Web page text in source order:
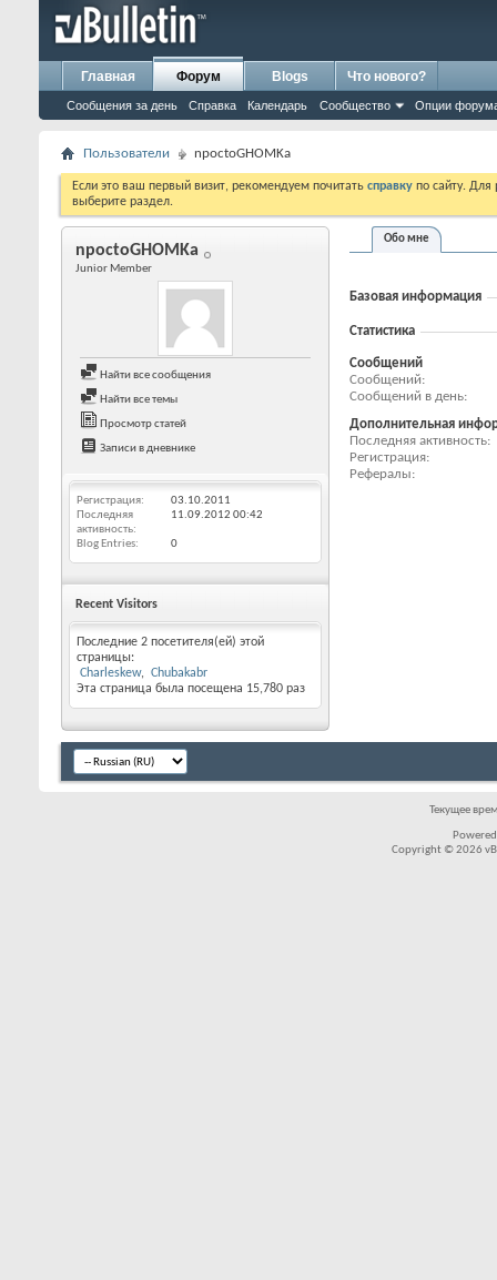
Главная Форум
Сообщения за день Справка Календарь Сообщество Опции
Blogs Что нового?
Пользователи npoctoGHOMKa
Если это ваш первый визит, рекомендуем почитать справку по сайту.
выберите раздел.
npoctoGHOMKa
Junior Member
Найти все сообщения
Найти все темы
Просмотр статей
Записи в дневнике
Регистрация
03.10.2011
Последняя
активность
11.09.2012 00:42
Blog Entries 0
Recent Visitors
Последние 2 посетителя(ей) этой
страницы:
Charleskew
Chubakabr
Эта страница была посещена 15,780 раз
Обо мне
Базовая информация
Статистика
Сообщений
Сообщений
Сообщений в день
Дополнительная
Последняя активность
Регистрация
Рефералы
Текущее
Copyright © 2026